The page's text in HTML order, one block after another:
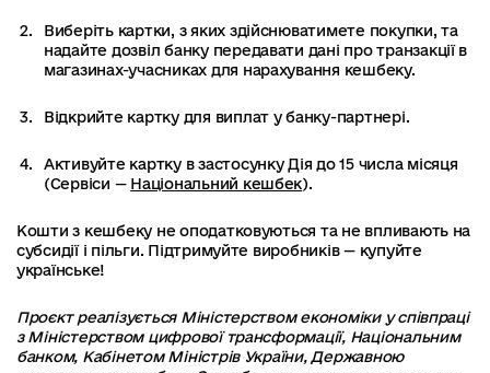
Виберіть картки, з яких здійснюватимете покупки, та
надайте дозвіл банку передавати дані про транзакції в
магазинах-учасниках для нарахування кешбеку.
Відкрийте картку для виплат у банку-партнері.
Активуйте картку в застосунку Дія до 15 числа місяця
(Сервіси — Національний кешбек).
Кошти з кешбеку не оподатковуються та не впливають на
субсидії і пільги. Підтримуйте виробників — купуйте
українське!
Проєкт реалізується Міністерством економіки у співпраці
з Міністерством цифрової трансформації, Національним
банком, Кабінетом Міністрів України, Державною